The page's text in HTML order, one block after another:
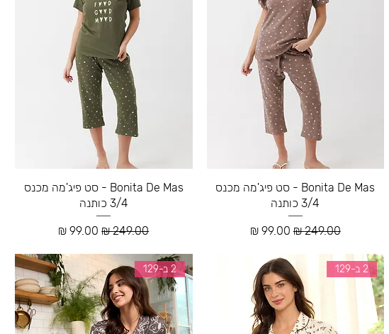
Bonita De Mas - סט פיג'מה מכנס
3/4 כותנה
מחיר רגיל‏249.00 ‏₪ מחיר מבצע
Bonita De Mas - סט פיג'מה מכנס
3/4 כותנה
מחיר רגיל‏249.00 ‏₪ מחיר מבצע
2 ב-129 2 ב-129